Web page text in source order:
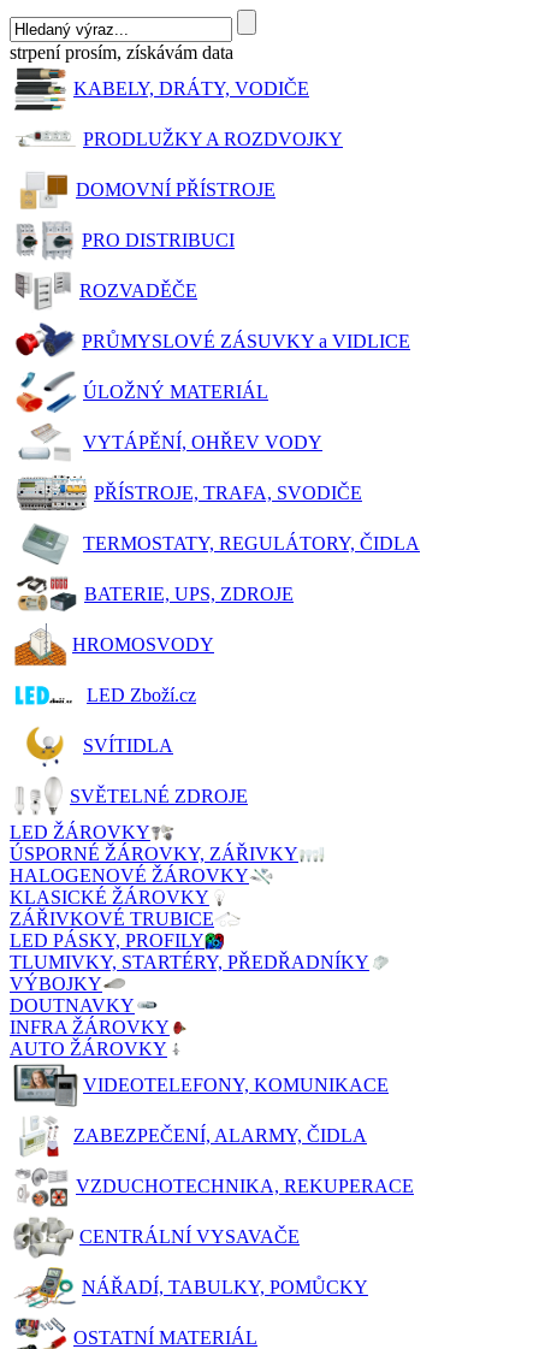
strpení prosím, získávám data
KABELY, DRÁTY, VODIČE
PRODLUŽKY A ROZDVOJKY
DOMOVNÍ PŘÍSTROJE
PRO DISTRIBUCI
ROZVADĚČE
PRŮMYSLOVÉ ZÁSUVKY a VIDLICE
ÚLOŽNÝ MATERIÁL
VYTÁPĚNÍ, OHŘEV VODY
PŘÍSTROJE, TRAFA, SVODIČE
TERMOSTATY, REGULÁTORY, ČIDLA
BATERIE, UPS, ZDROJE
HROMOSVODY
LED Zboží.cz
SVÍTIDLA
SVĚTELNÉ ZDROJE
LED ŽÁROVKY
ÚSPORNÉ ŽÁROVKY, ZÁŘIVKY
HALOGENOVÉ ŽÁROVKY
KLASICKÉ ŽÁROVKY
ZÁŘIVKOVÉ TRUBICE
LED PÁSKY, PROFILY
TLUMIVKY, STARTÉRY, PŘEDŘADNÍKY
VÝBOJKY
DOUTNAVKY
INFRA ŽÁROVKY
AUTO ŽÁROVKY
VIDEOTELEFONY, KOMUNIKACE
ZABEZPEČENÍ, ALARMY, ČIDLA
VZDUCHOTECHNIKA, REKUPERACE
CENTRÁLNÍ VYSAVAČE
NÁŘADÍ, TABULKY, POMŮCKY
OSTATNÍ MATERIÁL